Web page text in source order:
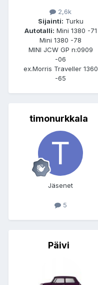
2,6k
Sijainti: Turku
Autotalli: Mini 1380 -71
Mini 1380 -78
MINI JCW GP n:0909
-06
ex.Morris Traveller 1360
-65
timonurkkala
Jäsenet
5
Päivi